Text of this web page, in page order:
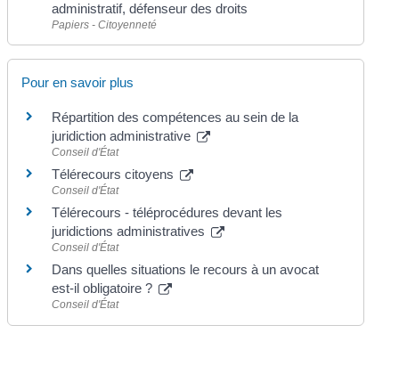
administratif, défenseur des droits
Papiers - Citoyenneté
Pour en savoir plus
Répartition des compétences au sein de la
juridiction administrative
Conseil d'État
Télérecours citoyens
Conseil d'État
Télérecours - téléprocédures devant les
juridictions administratives
Conseil d'État
Dans quelles situations le recours à un avocat
est-il obligatoire ?
Conseil d'État